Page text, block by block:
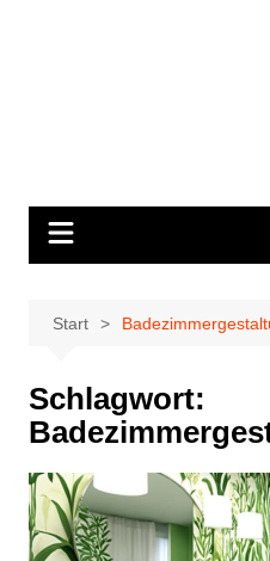
Start
Schlagwort: